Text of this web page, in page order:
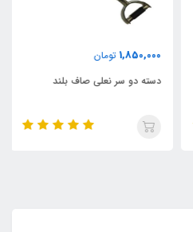
1,850,000 تومان
دسته دو سر نعلی صاف بلند